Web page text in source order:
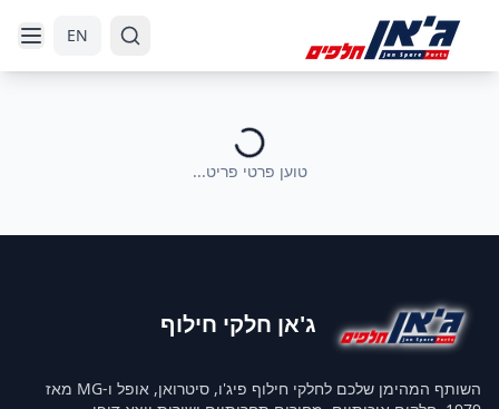
EN
טוען פרטי פריט...
ג'אן חלקי חילוף
השותף המהימן שלכם לחלקי חילוף פיג'ו, סיטרואן, אופל ו-MG מאז